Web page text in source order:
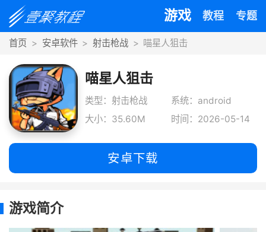
游戏 教程 专题
首页 安卓软件 射击枪战 喵星人狙击
喵星人狙击
类型：射击枪战
系统：android
大小：35.60M
时间：2026-05-14
安卓下载
游戏简介